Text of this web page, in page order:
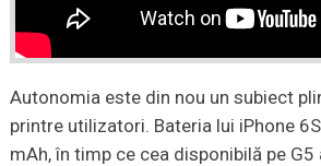
Autonomia este din nou un subiect
printre utilizatori. Bateria lui iPhone
mAh, în timp ce cea disponibilă pe